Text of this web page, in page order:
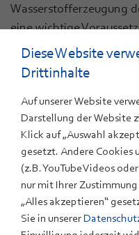
Wasserstofferzeugung
eine wichtige
nachhaltige
Tobias Ludwig,
+49 711 78 70-184
E-Mail
// Download
Diese Website
Drittinhalte
Auf unserer Website
Darstellung der Website
Klick auf „Auswahl
gesetzt. Andere
(z.B. YouTube Videos
nur mit Ihrer
„Alles akzeptieren“
Sie in unserer